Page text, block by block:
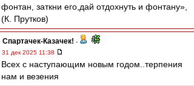
фонтан, заткни его,дай отдохнуть и фонтану»,
(К. Прутков)
Спартачек-Казачек! -
31 дек 2025 11:38
Всех с наступающим новым годом..терпения
нам и везения